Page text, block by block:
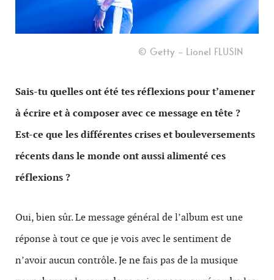
© Getty – Lionel FLUSIN
Sais-tu quelles ont été tes réflexions pour t’amener
à écrire et à composer avec ce message en tête ?
Est-ce que les différentes crises et bouleversements
récents dans le monde ont aussi alimenté ces
réflexions ?
Oui, bien sûr. Le message général de l’album est une
réponse à tout ce que je vois avec le sentiment de
n’avoir aucun contrôle. Je ne fais pas de la musique